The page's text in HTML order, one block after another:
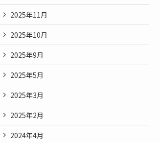
2025年11月
2025年10月
2025年9月
2025年5月
2025年3月
2025年2月
2024年4月